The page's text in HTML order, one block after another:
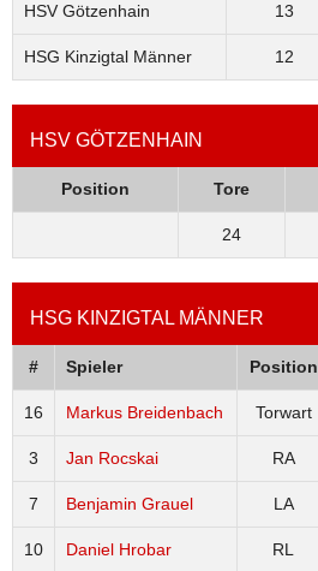
HSV Götzenhain 13
HSG Kinzigtal Männer 12
HSV GÖTZENHAIN
Position Tore
24
HSG KINZIGTAL MÄNNER
# Spieler Position
16 Markus Breidenbach Torwart
3 Jan Rocskai RA
7 Benjamin Grauel LA
10 Daniel Hrobar RL